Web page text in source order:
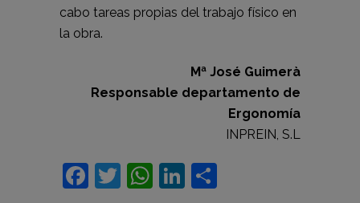
cabo tareas propias del trabajo físico en
la obra.
Mª José Guimerà
Responsable departamento de
Ergonomía
INPREIN, S.L
Facebook
Twitter
WhatsApp
LinkedIn